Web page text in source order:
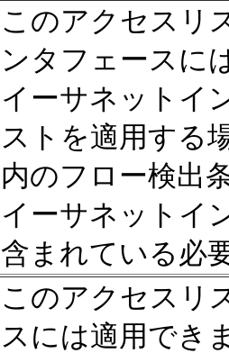
このアクセスリ
ンタフェースに
イーサネットイ
ストを適用する
内のフロー検出
イーサネットイ
含まれている必
このアクセスリ
スには適用でき